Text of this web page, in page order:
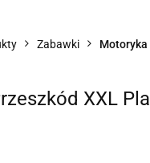
Zabawki Motoryka
XXL